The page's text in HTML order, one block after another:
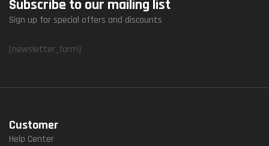
Subscribe to our mailing list
Sign up for special offers and discounts
[newsletter_form]
Customer
Help Center